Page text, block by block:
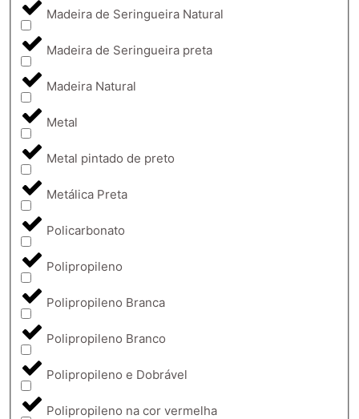
Madeira de Seringueira Natural
Madeira de Seringueira preta
Madeira Natural
Metal
Metal pintado de preto
Metálica Preta
Policarbonato
Polipropileno
Polipropileno Branca
Polipropileno Branco
Polipropileno e Dobrável
Polipropileno na cor vermelha